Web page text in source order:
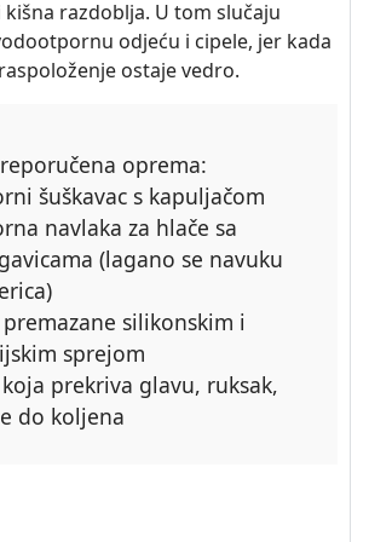
razdoblja. U tom slučaju
odjeću i cipele, jer kada
ostaje vedro.
oprema:
šuškavac s kapuljačom
navlaka za hlače sa
(lagano se navuku
silikonskim i
sprejom
prekriva glavu, ruksak,
do koljena